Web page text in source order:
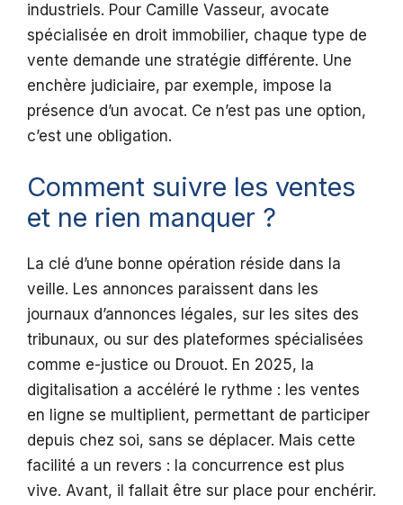
industriels. Pour Camille Vasseur, avocate
spécialisée en droit immobilier, chaque type de
vente demande une stratégie différente. Une
enchère judiciaire, par exemple, impose la
présence d’un avocat. Ce n’est pas une option,
c’est une obligation.
Comment suivre les ventes
et ne rien manquer ?
La clé d’une bonne opération réside dans la
veille. Les annonces paraissent dans les
journaux d’annonces légales, sur les sites des
tribunaux, ou sur des plateformes spécialisées
comme e-justice ou Drouot. En 2025, la
digitalisation a accéléré le rythme : les ventes
en ligne se multiplient, permettant de participer
depuis chez soi, sans se déplacer. Mais cette
facilité a un revers : la concurrence est plus
vive. Avant, il fallait être sur place pour enchérir.